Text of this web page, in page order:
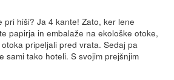
pri hiši? Ja 4 kante! Zato, ker lene
papirja in embalaže na ekološke otoke,
pripeljali pred vrata. Sedaj pa
sami tako hoteli. S svojim prejšnjim